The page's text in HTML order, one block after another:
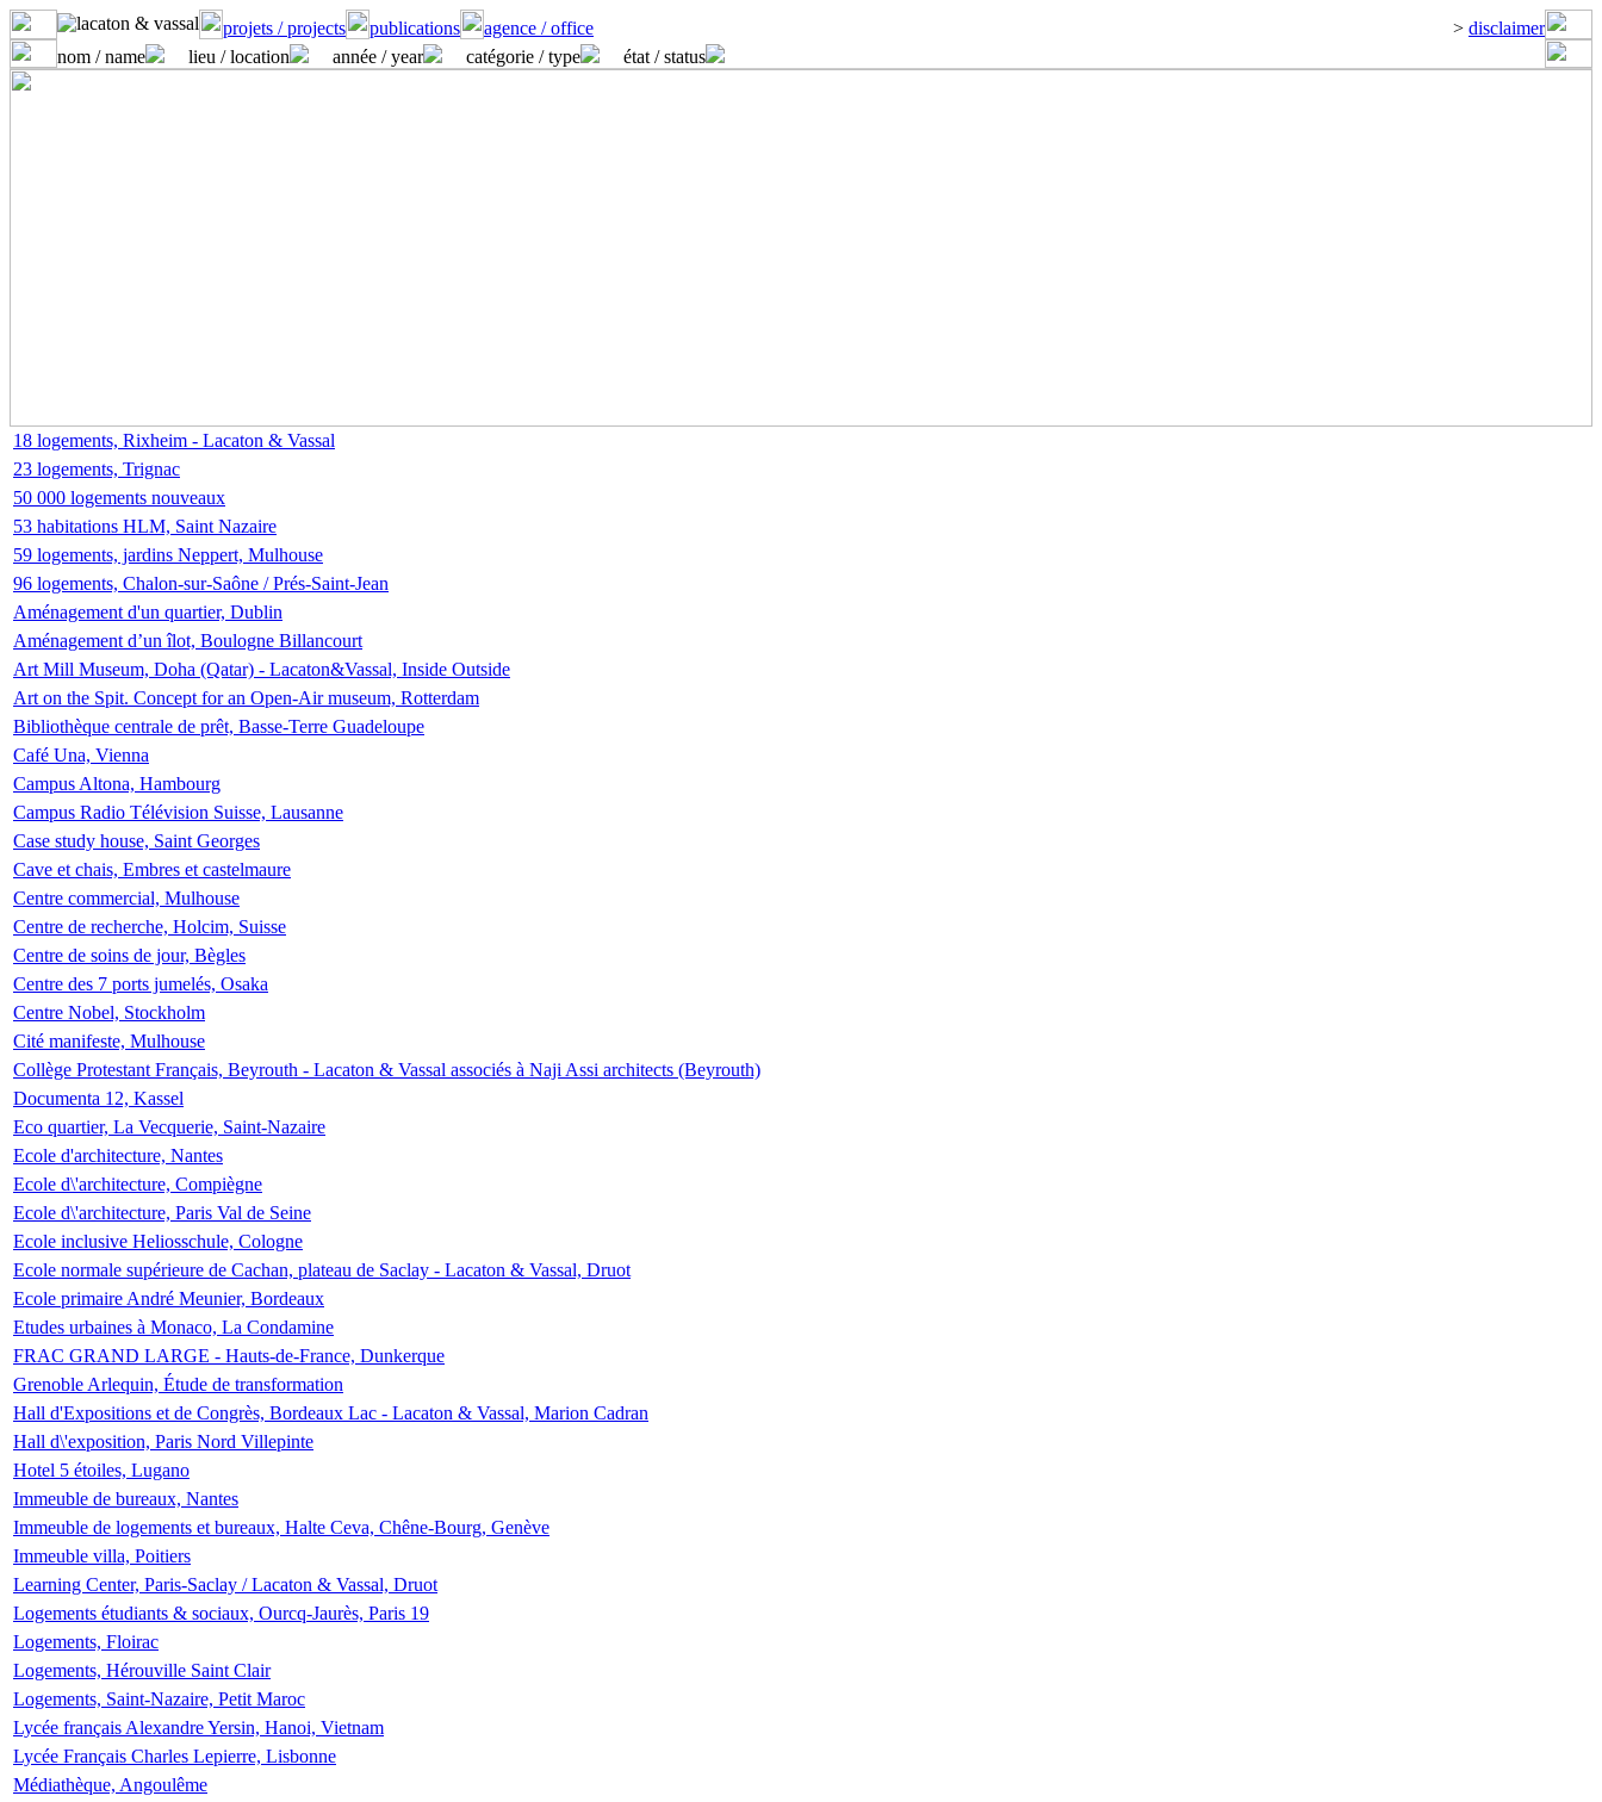
projets / projects publications agence / office > disclaimer
nom / name
lieu / location année / year catégorie / type état / status
18 logements, Rixheim - Lacaton & Vassal
23 logements, Trignac
50 000 logements nouveaux
53 habitations HLM, Saint Nazaire
59 logements, jardins Neppert, Mulhouse
96 logements, Chalon-sur-Saône / Prés-Saint-Jean
Aménagement d'un quartier, Dublin
Aménagement d’un îlot, Boulogne Billancourt
Art Mill Museum, Doha (Qatar) - Lacaton&Vassal, Inside Outside
Art on the Spit. Concept for an Open-Air museum, Rotterdam
Bibliothèque centrale de prêt, Basse-Terre Guadeloupe
Café Una, Vienna
Campus Altona, Hambourg
Campus Radio Télévision Suisse, Lausanne
Case study house, Saint Georges
Cave et chais, Embres et castelmaure
Centre commercial, Mulhouse
Centre de recherche, Holcim, Suisse
Centre de soins de jour, Bègles
Centre des 7 ports jumelés, Osaka
Centre Nobel, Stockholm
Cité manifeste, Mulhouse
Collège Protestant Français, Beyrouth - Lacaton & Vassal associés à Naji Assi architects (Beyrouth)
Documenta 12, Kassel
Eco quartier, La Vecquerie, Saint-Nazaire
Ecole d'architecture, Nantes
Ecole d\'architecture, Compiègne
Ecole d\'architecture, Paris Val de Seine
Ecole inclusive Heliosschule, Cologne
Ecole normale supérieure de Cachan, plateau de Saclay - Lacaton & Vassal, Druot
Ecole primaire André Meunier, Bordeaux
Etudes urbaines à Monaco, La Condamine
FRAC GRAND LARGE - Hauts-de-France, Dunkerque
Grenoble Arlequin, Étude de transformation
Hall d'Expositions et de Congrès, Bordeaux Lac - Lacaton & Vassal, Marion Cadran
Hall d\'exposition, Paris Nord Villepinte
Hotel 5 étoiles, Lugano
Immeuble de bureaux, Nantes
Immeuble de logements et bureaux, Halte Ceva, Chêne-Bourg, Genève
Immeuble villa, Poitiers
Learning Center, Paris-Saclay / Lacaton & Vassal, Druot
Logements étudiants & sociaux, Ourcq-Jaurès, Paris 19
Logements, Floirac
Logements, Hérouville Saint Clair
Logements, Saint-Nazaire, Petit Maroc
Lycée français Alexandre Yersin, Hanoi, Vietnam
Lycée Français Charles Lepierre, Lisbonne
Médiathèque, Angoulême